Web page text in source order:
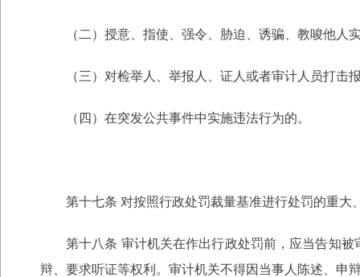
（二）授意、指使、强令、胁迫、诱骗、教唆他人
（三）对检举人、举报人、证人或者审计人员打击
（四）在突发公共事件中实施违法行为的。
第十七条 对按照行政处罚裁量基准进行处罚的重
第十八条 审计机关在作出行政处罚前，应当告知
辩、要求听证等权利。审计机关不得因当事人陈述、申